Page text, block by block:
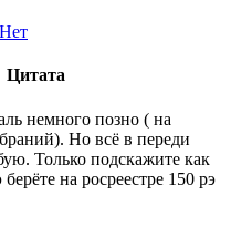
Нет
Цитата
немного позно ( на
Но всё в переди
Только подскажите как
на росреестре 150 рэ